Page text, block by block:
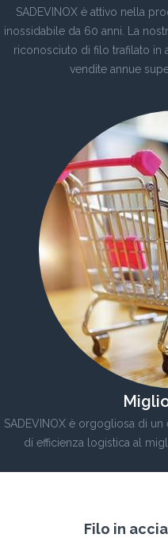
SADEVINOX è attivo nella
inossidabile da 60 anni. La
riconosciuto di filo trafilato in
vendite annue
SADEVINOX è orgogliosa di
di efficienza logistica al
Filo in